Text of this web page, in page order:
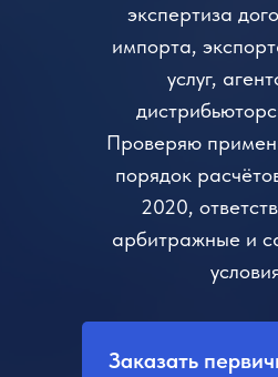
экспертиза
импорта,
услуг,
Проверяю
порядок
2020,
арбитражные и
Заказать